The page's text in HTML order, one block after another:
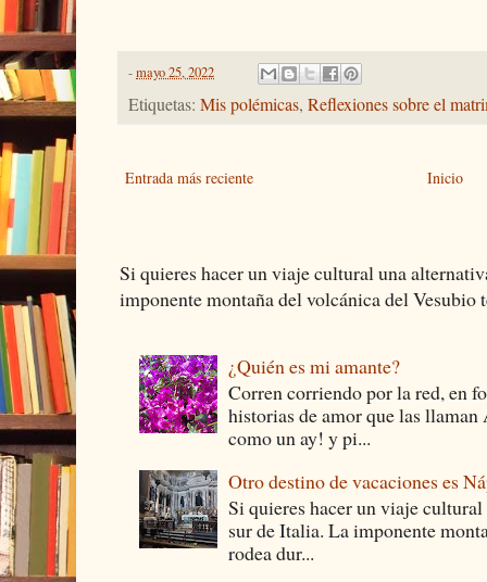
-mayo 25, 2022
Etiquetas: Mis polémicas, Reflexiones sobre el
Entrada más reciente Inicio
Si quieres hacer un viaje cultural una
imponente montaña del volcánica del Vesubio
¿Quién es mi amante?
Corren corriendo por la red, en
historias de amor que las
como un ay! y pi...
Otro destino de vacaciones es
Si quieres hacer un viaje
sur de Italia. La imponente
rodea dur...